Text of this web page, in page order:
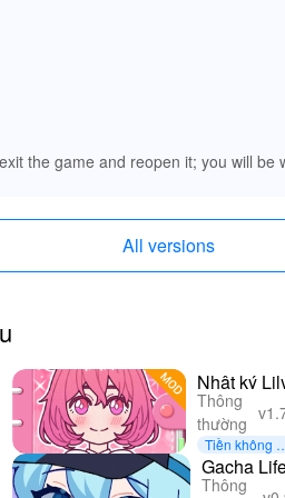
the game and reopen it; you will be
All versions
Nhật ký
Thông
thường
Tiền không
ới hạn
Gacha
Thông